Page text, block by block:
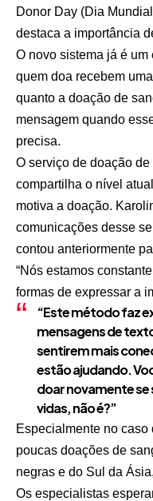
Donor Day (Dia
destaca a importância
O novo sistema já é
quem doa recebem
quanto a doação de
mensagem quando
precisa.
O serviço de doação
compartilha o nível
motiva a doação.
comunicações desse
contou anteriormente
“Nós estamos
formas de expressar a
“Este método faz
mensagens de
sentirem mais
estão ajudando.
doar novamente se
vidas, não é?”
Especialmente no
poucas doações de
negras e do Sul da
Os especialistas